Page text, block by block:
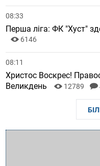
08:33
Перша ліга: ФК "Хуст"
6146
08:11
Христос Воскрес!
Великдень
12789